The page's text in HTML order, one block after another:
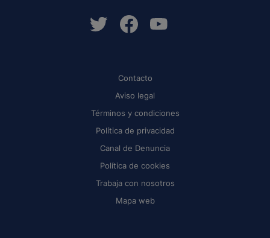
Contacto
Aviso legal
Términos y condiciones
Política de privacidad
Canal de Denuncia
Política de cookies
Trabaja con nosotros
Mapa web